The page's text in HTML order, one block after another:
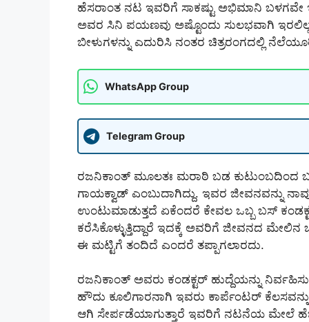
ಹೆಸರಾಂತ ನಟ ಇವರಿಗೆ ಸಾಕಷ್ಟು ಅಭಿಮಾನಿ
ಅವರ ಸಿನಿ ಪಯಣವು ಅಷ್ಟೊಂದು ಸುಲಭವಾಗಿ ಇರಲಿಲ್ಲ
ಬೀಳುಗಳನ್ನು ಎದುರಿಸಿ ನಂತರ ಚಿತ್ರರಂಗದಲ್ಲಿ
WhatsApp Group
Telegram Group
ರಜನಿಕಾಂತ್ ಮೂಲತಃ ಮರಾಠಿ ಬಡ
ಗಾಯಕ್ವಾಡ್ ಎಂಬುದಾಗಿದ್ದು. ಇವರ ಜೀವನವನ್ನು
ಉಂಟುಮಾಡುತ್ತದೆ ಏಕೆಂದರೆ ಕೇವಲ ಒಬ್ಬ ಬಸ್
ಕರೆಸಿಕೊಳ್ಳುತ್ತಿದ್ದಾರೆ ಇದಕ್ಕೆ ಅವರಿಗೆ ಜೀವನದ
ಈ ಮಟ್ಟಿಗೆ ತಂದಿದೆ ಎಂದರೆ ತಪ್ಪಾಗಲಾರದು.
ರಜನಿಕಾಂತ್ ಅವರು ಕಂಡಕ್ಟರ್ ಹುದ್ದೆಯನ್ನು
ಹೌದು ಕೂಲಿಗಾರನಾಗಿ ಇವರು ಕಾರ್ಪೆಂಟರ್
ಆಗಿ ಸೇರ್ಪಡೆಯಾಗುತ್ತಾರೆ ಇವರಿಗೆ ನಟನೆಯ ಮೇಲೆ